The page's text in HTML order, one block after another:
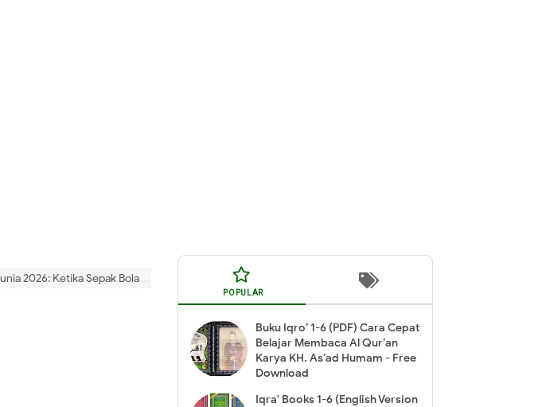
2026: Ketika Sepak Bola Bertemu Politik
POPULAR
Buku Iqro’ 1-6 (PDF) Cara Cepat
Belajar Membaca Al Qur’an
Karya KH. As’ad Humam - Free
Download
Iqra' Books 1-6 (English Version